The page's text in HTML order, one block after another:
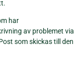
har
av problemet via
som skickas till den